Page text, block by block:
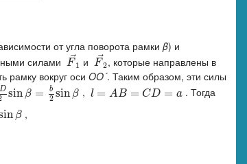
от угла поворота рамки β) и
силами F ⃗1
F→ 1
и F ⃗2
F→ 2
, которые направлены в
рамку вокруг оси OO´. Таким образом, эти силы
D sin β = b
2 sin β
β=b2sin β , l = AB = CD = a
l=AB=CD =a . Тогда
β ,